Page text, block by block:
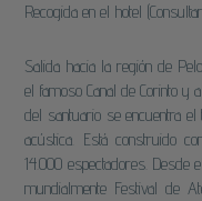
Recogida en el hotel
Salida hacia la región de
el famoso Canal de Corinto y
del santuario se encuentra
acústica. Está construido
14.000 espectadores. Desde
mundialmente Festival de